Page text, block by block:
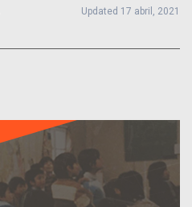
Updated 17 abril, 2021